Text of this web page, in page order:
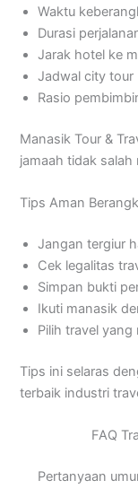
Waktu
Durasi
Jarak hotel ke
Jadwal city tour
Rasio
Manasik Tour &
jamaah tidak salah
Tips Aman
Jangan tergiur
Cek legalitas
Simpan bukti
Ikuti manasik
Pilih travel
Tips ini selaras
terbaik industri
FAQ
Pertanyaan